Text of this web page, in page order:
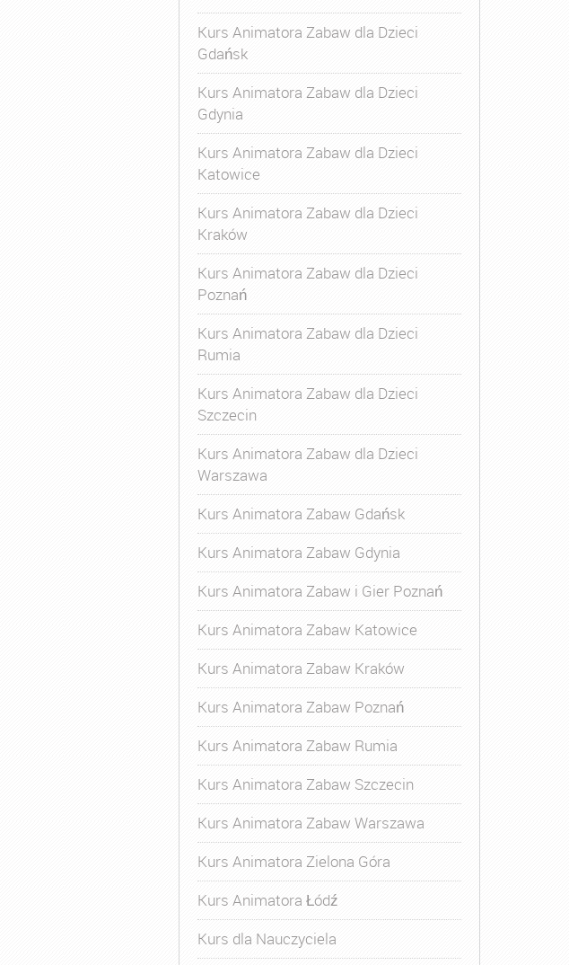
Kurs Animatora Zabaw dla Dzieci
Gdańsk
Kurs Animatora Zabaw dla Dzieci
Gdynia
Kurs Animatora Zabaw dla Dzieci
Katowice
Kurs Animatora Zabaw dla Dzieci
Kraków
Kurs Animatora Zabaw dla Dzieci
Poznań
Kurs Animatora Zabaw dla Dzieci
Rumia
Kurs Animatora Zabaw dla Dzieci
Szczecin
Kurs Animatora Zabaw dla Dzieci
Warszawa
Kurs Animatora Zabaw Gdańsk
Kurs Animatora Zabaw Gdynia
Kurs Animatora Zabaw i Gier Poznań
Kurs Animatora Zabaw Katowice
Kurs Animatora Zabaw Kraków
Kurs Animatora Zabaw Poznań
Kurs Animatora Zabaw Rumia
Kurs Animatora Zabaw Szczecin
Kurs Animatora Zabaw Warszawa
Kurs Animatora Zielona Góra
Kurs Animatora Łódź
Kurs dla Nauczyciela